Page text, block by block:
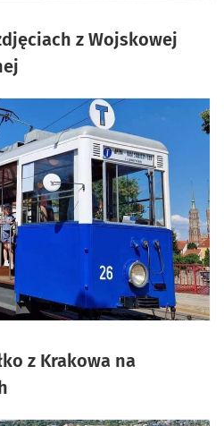
z Wojskowej
z Krakowa na